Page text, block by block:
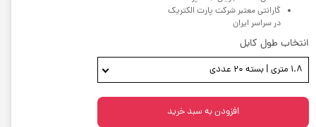
گارانتی معتبر شرکت پارت الکتریک
در سراسر ایران
انتخاب طول کابل
1.8 متری | بسته 20 عددی
افزودن به سبد خرید